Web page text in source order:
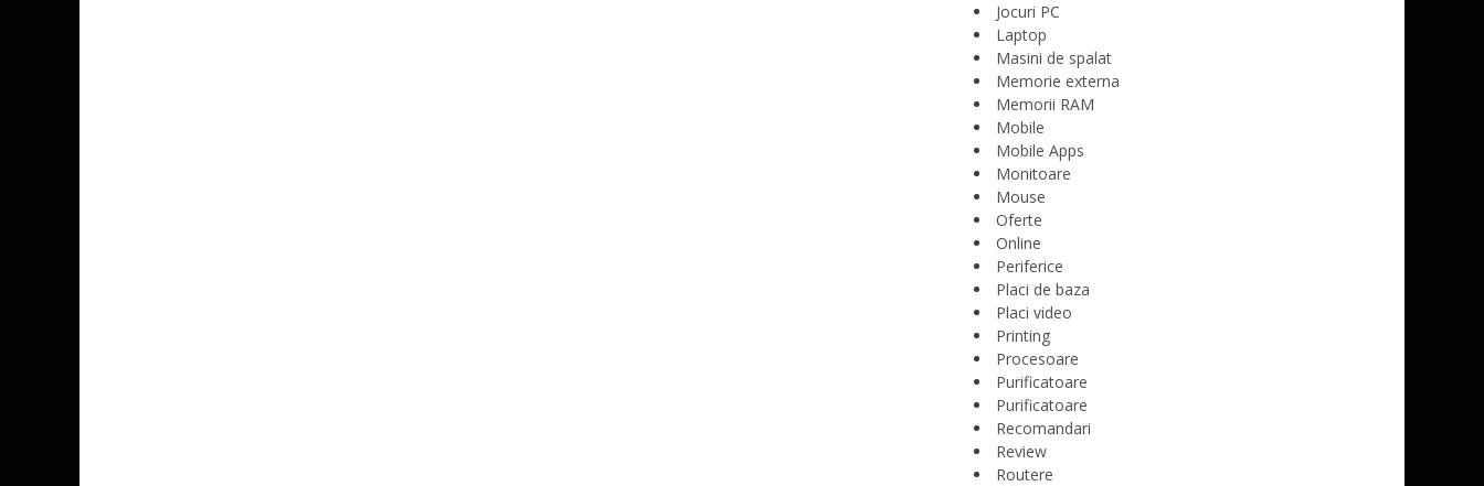
Jocuri PC
Laptop
Masini de spalat
Memorie externa
Memorii RAM
Mobile
Mobile Apps
Monitoare
Mouse
Oferte
Online
Periferice
Placi de baza
Placi video
Printing
Procesoare
Purificatoare
Purificatoare
Recomandari
Review
Routere